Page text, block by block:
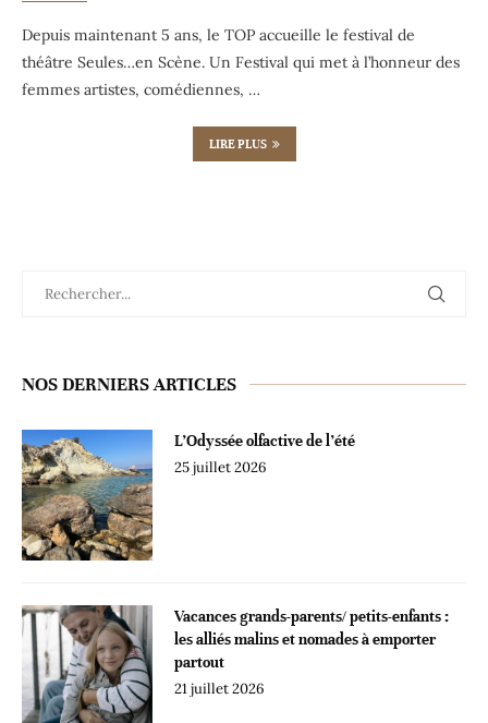
Depuis maintenant 5 ans, le TOP accueille le festival de
théâtre Seules…en Scène. Un Festival qui met à l’honneur des
femmes artistes, comédiennes, …
LIRE PLUS
NOS DERNIERS ARTICLES
L’Odyssée olfactive de l’été
25 juillet 2026
Vacances grands-parents/ petits-enfants :
les alliés malins et nomades à emporter
partout
21 juillet 2026